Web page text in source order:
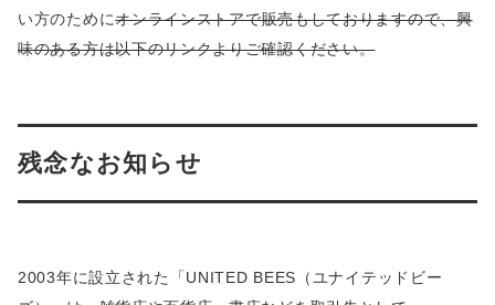
い方のためにオンラインストアで販売もしておりますので、興
味のある方は以下のリンクよりご確認ください。
残念なお知らせ
2003年に設立された「UNITED BEES（ユナイテッドビー